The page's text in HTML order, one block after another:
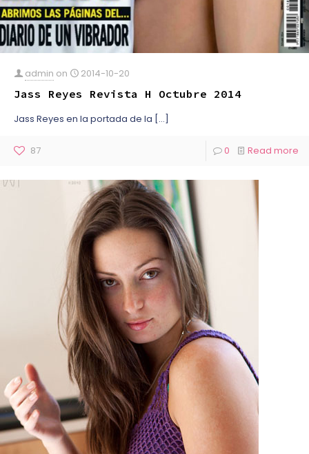
admin on 2014-10-20
Jass Reyes Revista H Octubre 2014
Jass Reyes en la portada de la […]
87 0 Read more